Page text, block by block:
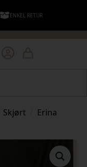
ENKEL RETUR
Skjørt
Erina